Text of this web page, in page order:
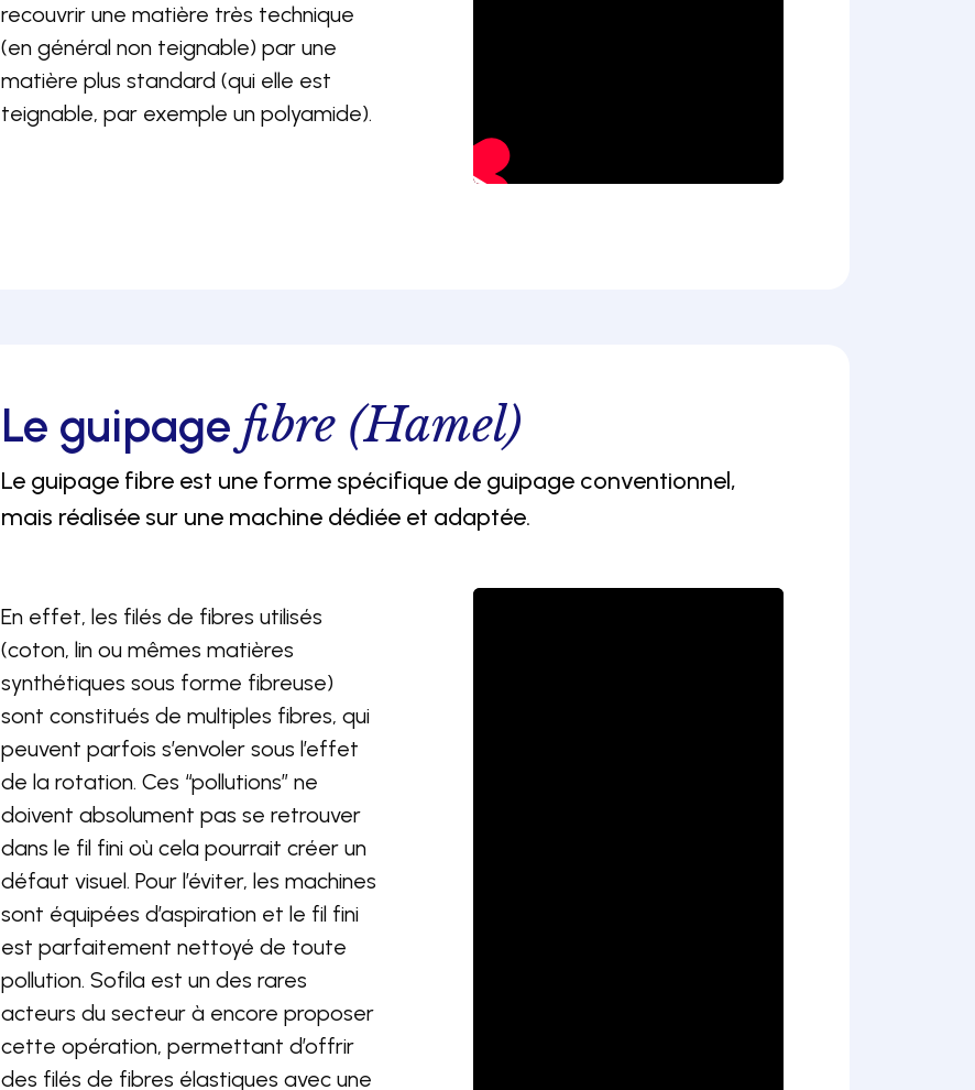
recouvrir une matière très technique
(en général non teignable) par une
matière plus standard (qui elle est
teignable, par exemple un polyamide).
Le guipage fibre (Hamel)
Le guipage fibre est une forme spécifique de guipage conventionnel,
mais réalisée sur une machine dédiée et adaptée.
En effet, les filés de fibres utilisés
(coton, lin ou mêmes matières
synthétiques sous forme fibreuse)
sont constitués de multiples fibres, qui
peuvent parfois s’envoler sous l’effet
de la rotation. Ces “pollutions” ne
doivent absolument pas se retrouver
dans le fil fini où cela pourrait créer un
défaut visuel. Pour l’éviter, les machines
sont équipées d’aspiration et le fil fini
est parfaitement nettoyé de toute
pollution. Sofila est un des rares
acteurs du secteur à encore proposer
cette opération, permettant d’offrir
des filés de fibres élastiques avec une